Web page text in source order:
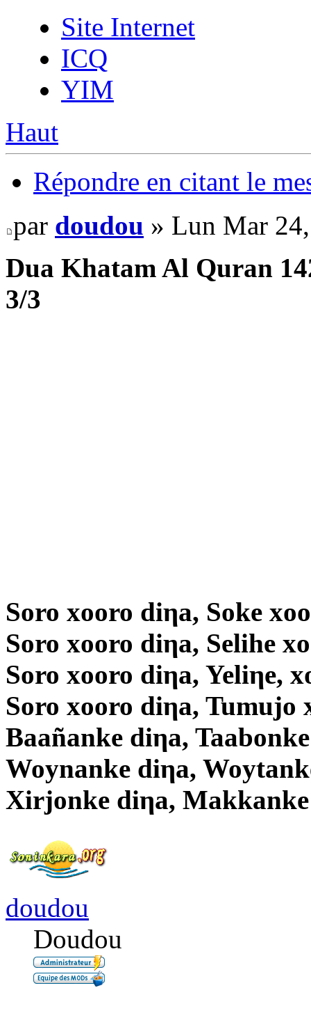
Site Internet
ICQ
YIM
Haut
Répondre en citant le
par doudou » Lun Mar
Dua Khatam Al Quran
3/3
Soro xooro diηa, Soke
Soro xooro diηa, Selihe
Soro xooro diηa, Yeliηe,
Soro xooro diηa, Tumujo
Baañanke diηa,
Woynanke diηa,
Xirjonke diηa,
doudou
Doudou